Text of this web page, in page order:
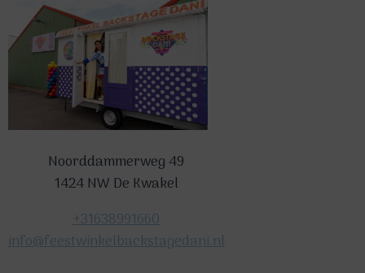
Noorddammerweg 49
1424 NW De Kwakel
+31638991660
info@feestwinkelbackstagedani.nl